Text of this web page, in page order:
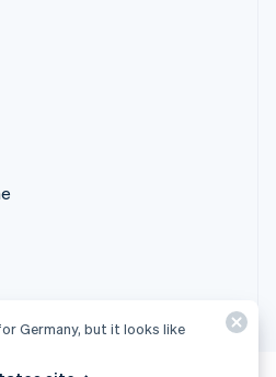
Germany, but it looks like